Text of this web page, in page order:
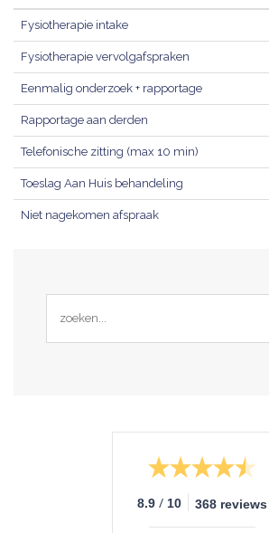
Fysiotherapie intake
Fysiotherapie vervolgafspraken
Eenmalig onderzoek + rapportage
Rapportage aan derden
Telefonische zitting (max 10 min)
Toeslag Aan Huis behandeling
Niet nagekomen afspraak
8.9 / 10 368 reviews